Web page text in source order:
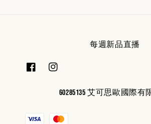
每週新品直播
60285135 艾可思歐國際有